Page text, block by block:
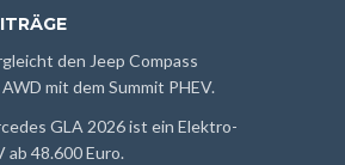
den Jeep Compass
mit dem Summit PHEV.
GLA 2026 ist ein Elektro-
ab 48.600 Euro.